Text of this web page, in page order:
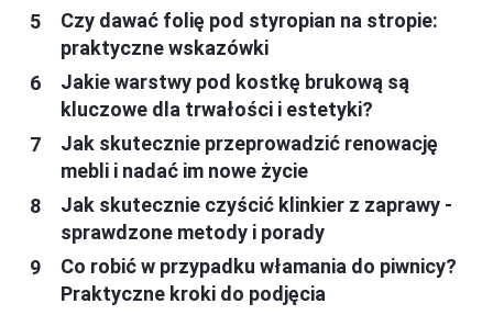
Czy dawać folię pod styropian na stropie:
praktyczne wskazówki
Jakie warstwy pod kostkę brukową są
kluczowe dla trwałości i estetyki?
Jak skutecznie przeprowadzić renowację
mebli i nadać im nowe życie
Jak skutecznie czyścić klinkier z zaprawy -
sprawdzone metody i porady
Co robić w przypadku włamania do piwnicy?
Praktyczne kroki do podjęcia